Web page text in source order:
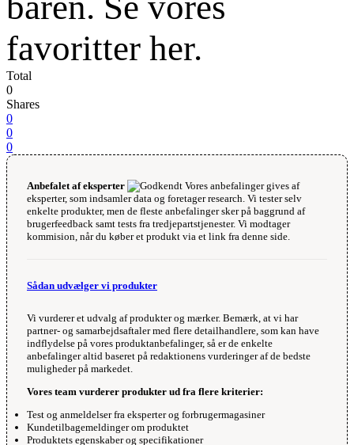
favoritter her.
Total
0
Shares
0
0
0
Anbefalet af eksperter
Vores anbefalinger gives af
eksperter, som indsamler data og foretager research. Vi tester selv
enkelte produkter, men de fleste anbefalinger sker på baggrund af
brugerfeedback samt tests fra tredjepartstjenester. Vi modtager
kommision, når du køber et produkt via et link fra denne side.
Sådan udvælger vi produkter
Vi vurderer et udvalg af produkter og mærker. Bemærk, at vi har
partner- og samarbejdsaftaler med flere detailhandlere, som kan have
indflydelse på vores produktanbefalinger, så er de enkelte
anbefalinger altid baseret på redaktionens vurderinger af de bedste
muligheder på markedet.
Vores team vurderer produkter ud fra flere kriterier:
Test og anmeldelser fra eksperter og forbrugermagasiner
Kundetilbagemeldinger om produktet
Produktets egenskaber og specifikationer